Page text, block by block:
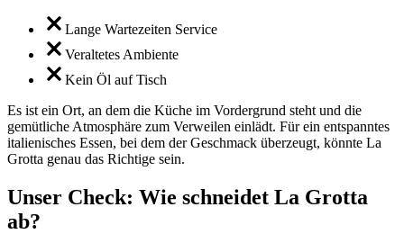
Lange Wartezeiten Service
Veraltetes Ambiente
Kein Öl auf Tisch
Es ist ein Ort, an dem die Küche im Vordergrund steht und die
gemütliche Atmosphäre zum Verweilen einlädt. Für ein entspanntes
italienisches Essen, bei dem der Geschmack überzeugt, könnte La
Grotta genau das Richtige sein.
Unser Check: Wie schneidet La Grotta
ab?